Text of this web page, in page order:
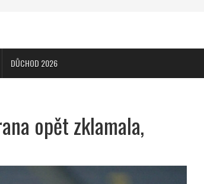
DŮCHOD 2026
opět zklamala,